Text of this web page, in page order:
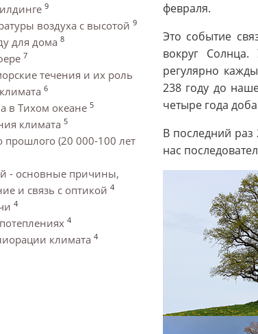
9
воздуха с высотой 9
для дома 8
7
течения и их роль
6
в Тихом океане 5
климата 5
прошлого (20 000-100 лет
- основные причины,
и связь с оптикой 4
4
4
климата 4
февраля.
Это событие
вокруг
регулярно
238 году до
четыре года
В последний
нас